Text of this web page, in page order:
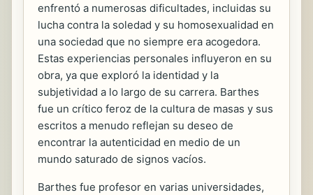
enfrentó a numerosas dificultades, incluidas su
lucha contra la soledad y su homosexualidad en
una sociedad que no siempre era acogedora.
Estas experiencias personales influyeron en su
obra, ya que exploró la identidad y la
subjetividad a lo largo de su carrera. Barthes
fue un crítico feroz de la cultura de masas y sus
escritos a menudo reflejan su deseo de
encontrar la autenticidad en medio de un
mundo saturado de signos vacíos.
Barthes fue profesor en varias universidades,